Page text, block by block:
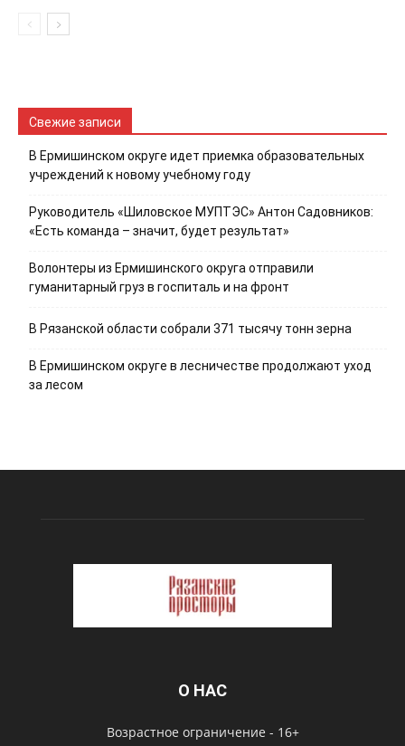
Свежие записи
В Ермишинском округе идет приемка образовательных
учреждений к новому учебному году
Руководитель «Шиловское МУПТЭС» Антон Садовников:
«Есть команда – значит, будет результат»
Волонтеры из Ермишинского округа отправили
гуманитарный груз в госпиталь и на фронт
В Рязанской области собрали 371 тысячу тонн зерна
В Ермишинском округе в лесничестве продолжают уход
за лесом
О НАС
Возрастное ограничение - 16+